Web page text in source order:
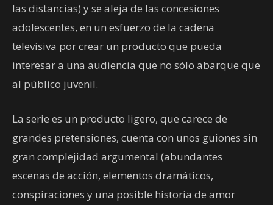
las distancias) y se aleja de las concesiones
adolescentes, en un esfuerzo de la cadena
televisiva por crear un producto que pueda
interesar a una audiencia que no sólo abarque que
al público juvenil.
La serie es un producto ligero, que carece de
grandes pretensiones, cuenta con unos guiones sin
gran complejidad argumental (abundantes
escenas de acción, elementos dramáticos,
conspiraciones y una posible historia de amor